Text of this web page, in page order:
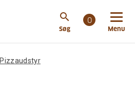
search
Søg
0
Menu
Pizzaudstyr